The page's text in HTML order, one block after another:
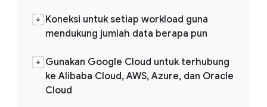
Koneksi untuk setiap workload guna
mendukung jumlah data berapa pun
Gunakan Google Cloud untuk terhubung
ke Alibaba Cloud, AWS, Azure, dan Oracle
Cloud